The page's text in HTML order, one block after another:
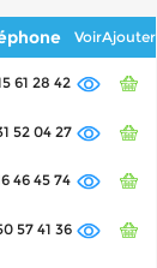
VoirAjouter
61 28 42
52 04 27
46 45 74
57 41 36